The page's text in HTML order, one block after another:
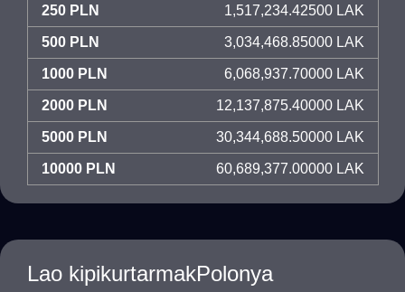
250 PLN 1,517,234.42500 LAK
500 PLN 3,034,468.85000 LAK
1000 PLN 6,068,937.70000 LAK
2000 PLN 12,137,875.40000 LAK
5000 PLN 30,344,688.50000 LAK
10000 PLN 60,689,377.00000 LAK
Lao kipikurtarmakPolonya